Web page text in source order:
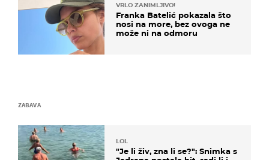
VRLO ZANIMLJIVO!
Franka Batelić pokazala što
nosi na more, bez ovoga ne
može ni na odmoru
ZABAVA
LOL
"Je li živ, zna li se?": Snimka s